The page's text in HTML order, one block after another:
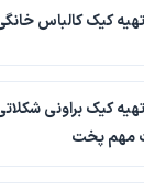
کیک کالباس
کیک براونی
مهم پخت